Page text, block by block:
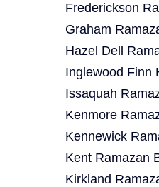
Frederickson
Graham
Hazel Dell
Inglewood Finn
Issaquah
Kenmore
Kennewick
Kent Ramazan
Kirkland